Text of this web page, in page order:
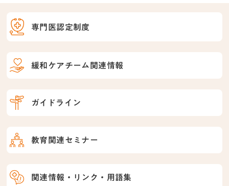
専門医認定制度
緩和ケアチーム関連情報
ガイドライン
教育関連セミナー
関連情報・リンク・用語集